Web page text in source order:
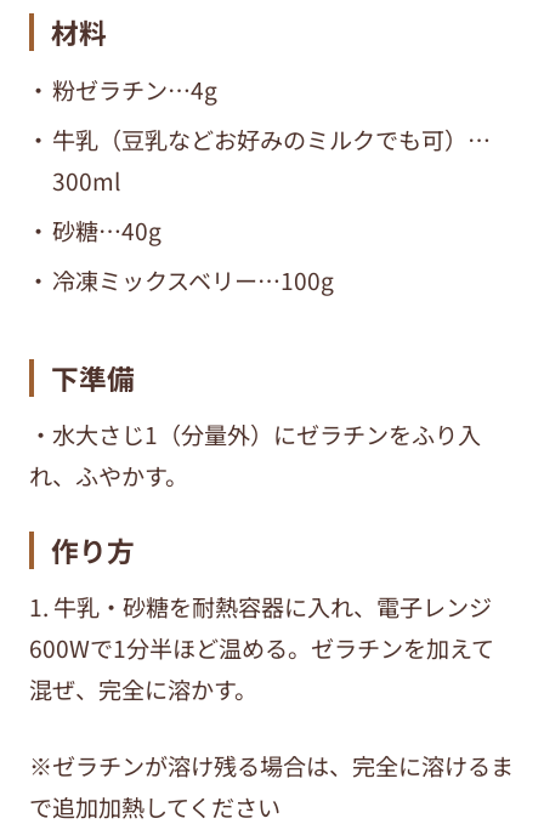
材料
粉ゼラチン…4g
牛乳（豆乳などお好みのミルクでも可）…
300ml
砂糖…40g
冷凍ミックスベリー…100g
下準備
・水大さじ1（分量外）にゼラチンをふり入
れ、ふやかす。
作り方
1. 牛乳・砂糖を耐熱容器に入れ、電子レンジ
600Wで1分半ほど温める。ゼラチンを加えて
混ぜ、完全に溶かす。
※ゼラチンが溶け残る場合は、完全に溶けるま
で追加加熱してください